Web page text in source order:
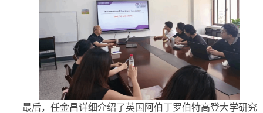
最后，任金昌详细介绍了英国阿伯丁罗伯特高登大学研究